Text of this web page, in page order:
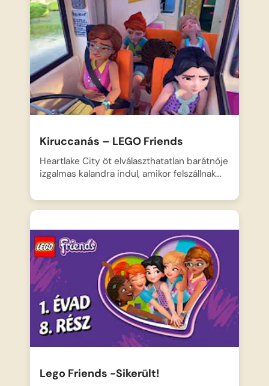
Kiruccanás – LEGO Friends
Heartlake City öt elválaszthatatlan barátnője
izgalmas kalandra indul, amikor felszállnak…
Lego Friends -Sikerült!